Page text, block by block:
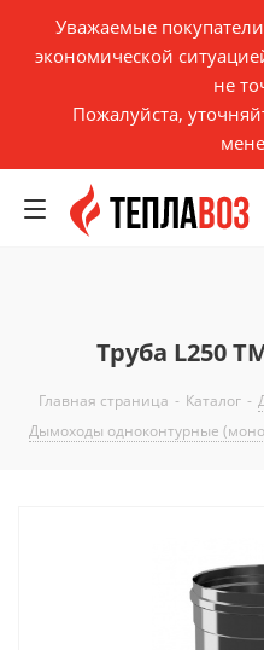
Уважаемые
экономической
не
Пожалуйста,
Труба L250
Главная страница - Каталог -
Дымоходы одноконтурные